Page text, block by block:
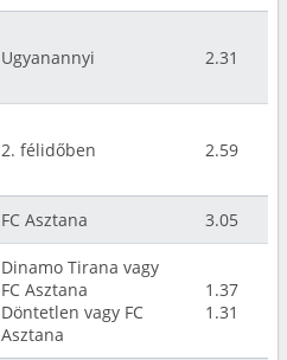
Ugyanannyi 2.31
2. félidőben 2.59
FC Asztana 3.05
Dinamo Tirana vagy
FC Asztana
Döntetlen vagy FC
Asztana
1.37
1.31